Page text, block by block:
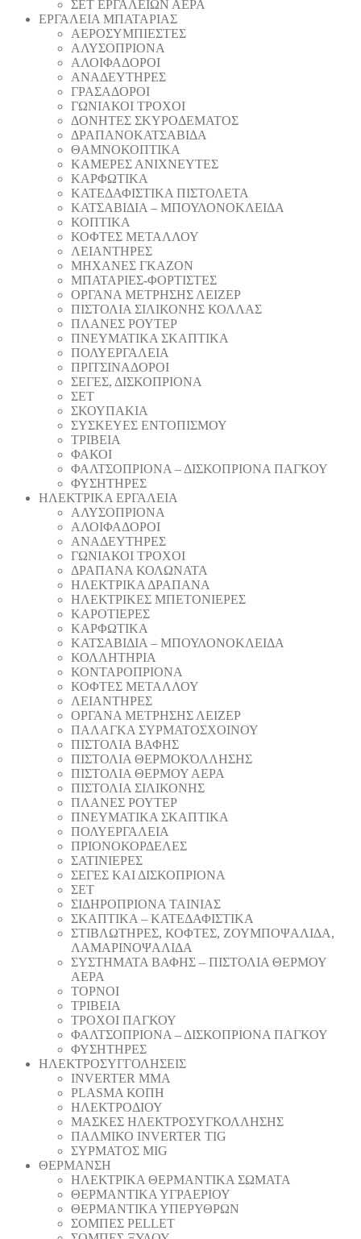
ΣΕΤ ΕΡΓΑΛΕΙΩΝ ΑΕΡΑ
ΕΡΓΑΛΕΙΑ ΜΠΑΤΑΡΙΑΣ
AEΡΟΣΥΜΠΙΕΣΤΕΣ
AΛΥΣΟΠΡΙΟΝΑ
ΑΛΟΙΦΑΔOΡΟI
ΑΝΑΔΕΥΤΗΡΕΣ
ΓΡΑΣΑΔΟΡΟΙ
ΓΩΝΙΑΚΟΙ ΤΡΟΧΟΙ
ΔΟΝΗΤΕΣ ΣΚΥΡΟΔΕΜΑΤΟΣ
ΔΡΑΠΑΝΟΚΑΤΣΑΒΙΔΑ
ΘAΜΝΟΚΟΠΤΙΚΑ
ΚΑΜΕΡΕΣ ΑΝΙΧΝΕΥΤΕΣ
ΚΑΡΦΩΤΙΚΑ
ΚΑΤΕΔΑΦΙΣΤΙΚΑ ΠΙΣΤΟΛΕΤΑ
ΚΑΤΣΑΒΙΔΙΑ – ΜΠΟΥΛΟΝΟΚΛΕΙΔΑ
ΚΟΠΤΙΚA
ΚΟΦΤΕΣ ΜΕΤΑΛΛΟΥ
ΛΕΙΑΝΤΗΡEΣ
ΜΗΧΑΝΕΣ ΓΚΑΖΟΝ
ΜΠΑΤΑΡΙΕΣ-ΦΟΡΤΙΣΤΕΣ
ΟΡΓΑΝΑ ΜΕΤΡΗΣΗΣ ΛΕΙΖΕΡ
ΠΙΣΤΟΛΙA ΣΙΛΙΚΟΝΗΣ ΚΟΛΛΑΣ
ΠΛΑΝΕΣ ΡΟΥΤΕΡ
ΠΝΕΥΜΑΤΙΚΑ ΣΚΑΠΤΙΚΑ
ΠΟΛΥΕΡΓΑΛΕΙΑ
ΠΡΙΤΣΙΝΑΔΟΡΟΙ
ΣΕΓΕΣ, ΔΙΣΚΟΠΡΙΟΝΑ
ΣΕΤ
ΣΚΟΥΠΑΚΙΑ
ΣΥΣΚΕΥΕΣ ΕΝΤΟΠΙΣΜΟΥ
ΤΡΙΒΕΙΑ
ΦΑΚΟΙ
ΦΑΛΤΣΟΠΡΙΟΝΑ – ΔΙΣΚΟΠΡΙΟΝΑ ΠΑΓΚΟΥ
ΦΥΣΗΤΗΡΕΣ
ΗΛΕΚΤΡΙΚΑ ΕΡΓΑΛΕΙΑ
AΛΥΣΟΠΡΙΟΝΑ
ΑΛΟΙΦΑΔOΡΟI
ΑΝΑΔΕΥΤΗΡΕΣ
ΓΩΝΙΑΚΟΙ ΤΡΟΧΟΙ
ΔΡΑΠΑΝΑ ΚΟΛΩΝΑΤΑ
ΗΛΕΚΤΡΙΚΑ ΔΡΑΠΑΝΑ
ΗΛΕΚΤΡΙΚΕΣ ΜΠΕΤΟΝΙΕΡΕΣ
ΚΑΡΟΤΙΕΡΕΣ
ΚΑΡΦΩΤΙΚΑ
ΚΑΤΣΑΒΙΔΙΑ – ΜΠΟΥΛΟΝΟΚΛΕΙΔΑ
ΚΟΛΛΗΤΗΡΙΑ
ΚΟΝΤΑΡΟΠΡΙΟΝΑ
ΚΟΦΤΕΣ ΜΕΤΑΛΛΟΥ
ΛΕΙΑΝΤΗΡEΣ
ΟΡΓΑΝΑ ΜΕΤΡΗΣΗΣ ΛΕΙΖΕΡ
ΠΑΛΑΓΚΑ ΣΥΡΜΑΤΟΣΧΟΙΝΟΥ
ΠΙΣΤΟΛΙΑ ΒΑΦΗΣ
ΠΙΣΤΟΛΙΑ ΘΕΡΜΟΚΌΛΛΗΣΗΣ
ΠΙΣΤΟΛΙΑ ΘΕΡΜΟΥ ΑΕΡΑ
ΠΙΣΤΟΛΙΑ ΣΙΛΙΚΟΝΗΣ
ΠΛΑΝΕΣ ΡΟΥΤΕΡ
ΠΝΕΥΜΑΤΙΚΑ ΣΚΑΠΤΙΚΑ
ΠΟΛΥΕΡΓΑΛΕΙΑ
ΠΡΙΟΝΟΚΟΡΔΕΛΕΣ
ΣΑΤΙΝΙΕΡΕΣ
ΣΕΓΕΣ ΚΑΙ ΔΙΣΚΟΠΡΙΟΝΑ
ΣΕΤ
ΣΙΔΗΡΟΠΡΙΟΝΑ ΤΑΙΝΙΑΣ
ΣΚΑΠΤΙΚΑ – ΚΑΤΕΔΑΦΙΣΤΙΚΑ
ΣΤΙΒΛΩΤΗΡΕΣ, ΚΟΦΤΕΣ, ΖΟΥΜΠΟΨΑΛΙΔΑ,
ΛΑΜΑΡΙΝΟΨΑΛΙΔΑ
ΣΥΣΤΗΜΑΤΑ ΒΑΦΗΣ – ΠΙΣΤΟΛΙΑ ΘΕΡΜΟΥ
ΑΕΡΑ
ΤΟΡΝΟΙ
ΤΡΙΒΕΙΑ
ΤΡΟΧΟΙ ΠΑΓΚΟΥ
ΦΑΛΤΣΟΠΡΙΟΝΑ – ΔΙΣΚΟΠΡΙΟΝΑ ΠΑΓΚΟΥ
ΦΥΣΗΤΗΡΕΣ
ΗΛΕΚΤΡΟΣΥΓΓΟΛΗΣΕΙΣ
INVERTER MMA
PLASMA ΚΟΠΗ
ΗΛΕΚΤΡΟΔΙΟΥ
ΜΑΣΚΕΣ ΗΛΕΚΤΡΟΣΥΓΚΟΛΛΗΣΗΣ
ΠΑΛΜΙΚΟ INVERTER TIG
ΣΥΡΜΑΤΟΣ MIG
ΘΕΡΜΑΝΣΗ
ΗΛΕΚΤΡΙΚΑ ΘΕΡΜΑΝΤΙΚΑ ΣΩΜΑΤΑ
ΘΕΡΜΑΝΤΙΚΑ ΥΓΡΑΕΡΙΟΥ
ΘΕΡΜΑΝΤΙΚΑ ΥΠΕΡΥΘΡΩΝ
ΣΟΜΠΕΣ PELLET